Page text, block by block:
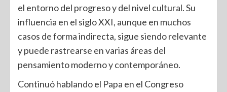
el entorno del progreso y del nivel cultural. Su
influencia en el siglo XXI, aunque en muchos
casos de forma indirecta, sigue siendo relevante
y puede rastrearse en varias áreas del
pensamiento moderno y contemporáneo.
Continuó hablando el Papa en el Congreso